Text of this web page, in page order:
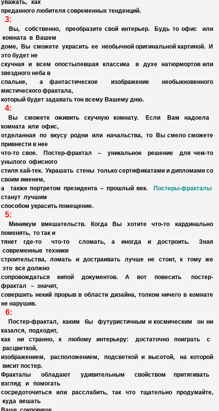
уважать, как
преданного любителя современных тенденций.
3:
Вы, собственно, преобразите свой интерьер. Будь то офис или
комната в Вашем
доме, Вы сможете украсить ее необычной оригинальной картиной. И
это будет не
скучная и всем опостылевшая классика в духе натюрмортов или
звездного неба в
спальне, а фантастическое изображение необыкновенного
мистического фрактала,
который будет задавать тон всему Вашему дню.
4:
Вы сможете оживить скучную комнату. Если Вам надоела
комната или офис,
отделанная по вкусу родни или начальства, то Вы смело сможете
привнести в нее
что-то свое.
Постер-фрактал– уникальное решение для чем-то
унылого офисного
стиля хай-тек. Украшать стены только сертификатами и дипломами со
своим именем,
а также портретом президента – прошлый век.
Постеры-фракталы
станут лучшим
способом украсить помещение.
5:
Минимум вмешательств. Когда Вы хотите что-то кардинально
поменять, то так и
тянетгде-то что-то сломать, а иногда и достроить. Зная
современные техники
строительства, ломать и достраивать лучше не стоит, к тому же
это все должно
сопровождаться кипой документов. А вот повесить постер-
фрактал
– значит,
совершить некий прорыв в области дизайна, толком ничего в комнате
не нарушив.
6:
Постер-фрактал, каким бы футуристичным и космическим он ни
казался, подходит,
как ни странно, к любому интерьеру: достаточно поиграть с
расцветкой,
изображением, расположением, подсветкой и высотой, на которой
висит постер.
Фракталы обладают удивительным свойством притягивать
взгляд и помогать
сосредоточиться или расслабить, так что тщательно продумайте,
куда вешать